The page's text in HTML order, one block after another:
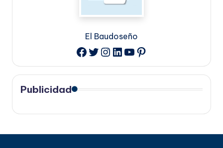
El Baudoseño
Facebook
Twitter
Instagram
LinkedIn
YouTube
Pinterest
Publicidad